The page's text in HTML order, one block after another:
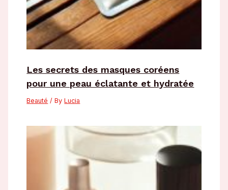
Les secrets des masques coréens
pour une peau éclatante et hydratée
Beauté / ByLucia